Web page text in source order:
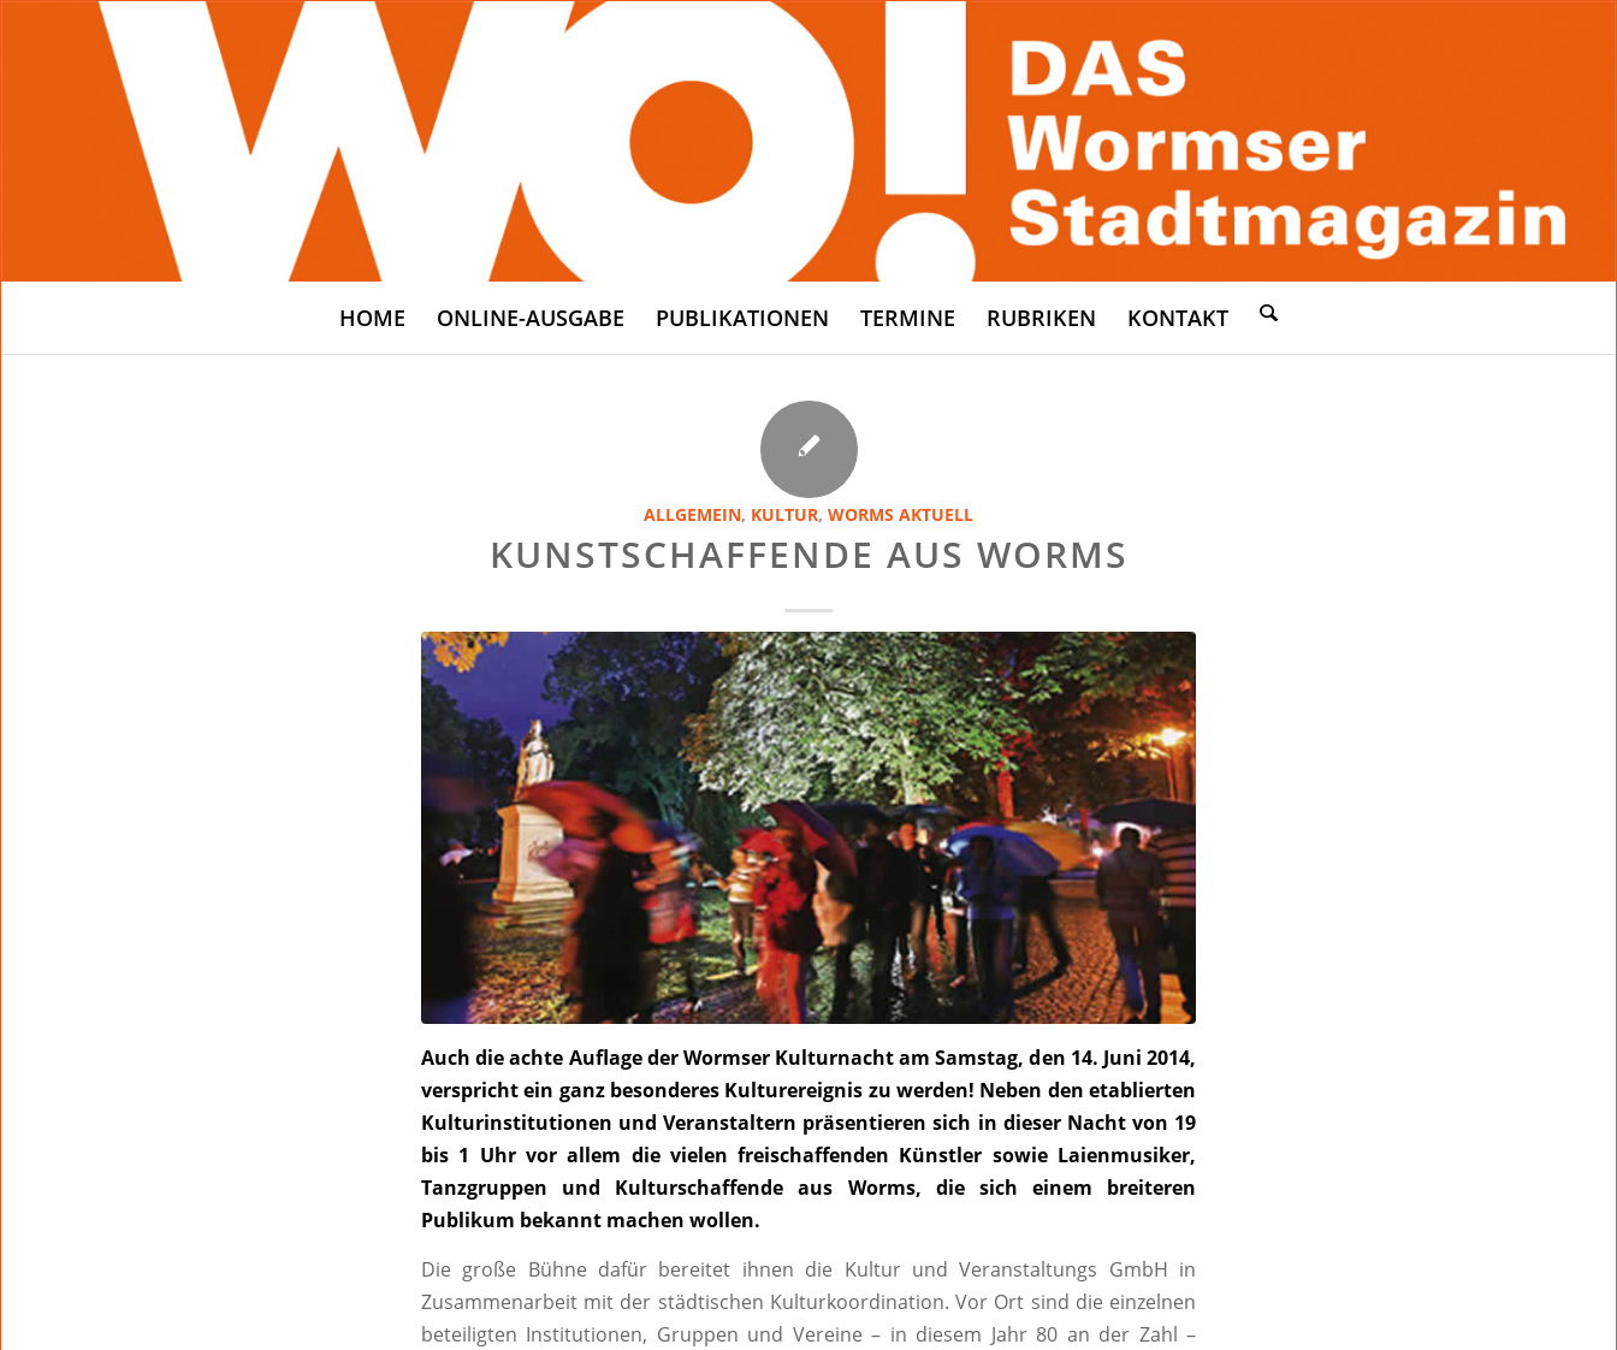
HOME ONLINE-AUSGABE PUBLIKATIONEN TERMINE RUBRIKEN KONTAKT
ALLGEMEIN, KULTUR, WORMS AKTUELL
KUNSTSCHAFFENDE AUS WORMS
Auch die achte Auflage der Wormser Kulturnacht am Samstag, den 14. Juni 2014,
verspricht ein ganz besonderes Kulturereignis zu werden! Neben den etablierten
Kulturinstitutionen und Veranstaltern präsentieren sich in dieser Nacht von 19
bis 1 Uhr vor allem die vielen freischaffenden Künstler sowie Laienmusiker,
Tanzgruppen und Kulturschaffende aus Worms, die sich einem breiteren
Publikum bekannt machen wollen.
Die große Bühne dafür bereitet ihnen die Kultur und Veranstaltungs GmbH in
Zusammenarbeit mit der städtischen Kulturkoordination. Vor Ort sind die einzelnen
beteiligten Institutionen, Gruppen und Vereine – in diesem Jahr 80 an der Zahl –